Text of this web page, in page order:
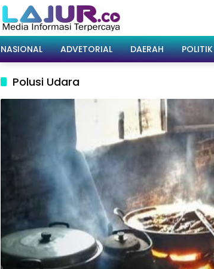
NASIONAL ADVETORIAL DAERAH POLITIK
Polusi Udara